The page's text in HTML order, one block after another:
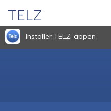
TELZ
Installer TELZ-appen